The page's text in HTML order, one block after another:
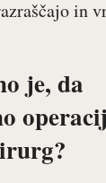
in
je, da